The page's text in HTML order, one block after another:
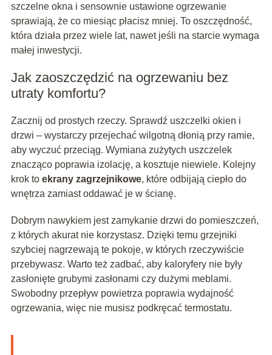
szczelne okna i sensownie ustawione ogrzewanie
sprawiają, że co miesiąc płacisz mniej. To oszczędność,
która działa przez wiele lat, nawet jeśli na starcie wymaga
małej inwestycji.
Jak zaoszczędzić na ogrzewaniu bez
utraty komfortu?
Zacznij od prostych rzeczy. Sprawdź uszczelki okien i
drzwi – wystarczy przejechać wilgotną dłonią przy ramie,
aby wyczuć przeciąg. Wymiana zużytych uszczelek
znacząco poprawia izolację, a kosztuje niewiele. Kolejny
krok to ekrany zagrzejnikowe, które odbijają ciepło do
wnętrza zamiast oddawać je w ścianę.
Dobrym nawykiem jest zamykanie drzwi do pomieszczeń,
z których akurat nie korzystasz. Dzięki temu grzejniki
szybciej nagrzewają te pokoje, w których rzeczywiście
przebywasz. Warto też zadbać, aby kaloryfery nie były
zasłonięte grubymi zasłonami czy dużymi meblami.
Swobodny przepływ powietrza poprawia wydajność
ogrzewania, więc nie musisz podkręcać termostatu.